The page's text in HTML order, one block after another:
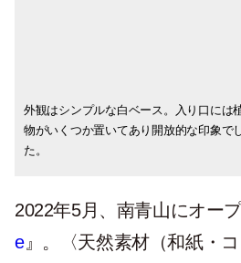
外観はシンプルな白ベース。入り口には
物がいくつか置いてあり開放的な印象で
た。
南青山を歩くと四角い看板が目印の「
home」が。
外からはお洋服とその下で育てているナ
やトマトのプランターが見えます。
店内では衣類のほか、日用品や野菜の販
もしています。またカフェスペースもあ
ます。
試着室。
歯ブラシやバスタオルなどの日用品が並
でいます。
2022年5月、南青山にオー
e』。〈天然素材（和紙・コ